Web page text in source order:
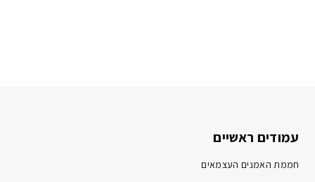
עמודים ראשיים
חממת האמנים העצמאים